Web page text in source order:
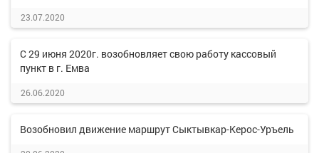
23.07.2020
С 29 июня 2020г. возобновляет свою работу кассовый
пункт в г. Емва
26.06.2020
Возобновил движение маршрут Сыктывкар-Керос-Уръель